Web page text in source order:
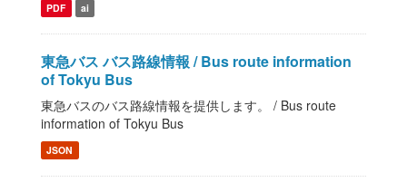
PDF ai
東急バス バス路線情報 / Bus route information
of Tokyu Bus
東急バスのバス路線情報を提供します。 / Bus route
information of Tokyu Bus
JSON